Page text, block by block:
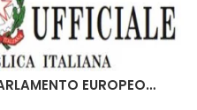
EUROPEO…